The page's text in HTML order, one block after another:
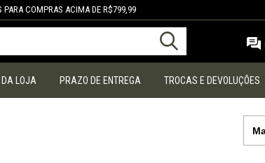
PARA COMPRAS ACIMA DE R$799,99
DA LOJA PRAZO DE ENTREGA TROCAS E DEVOLUÇÕES